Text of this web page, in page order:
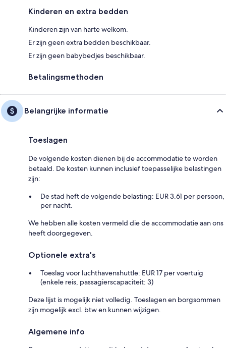
Kinderen en extra bedden
Kinderen zijn van harte welkom.
Er zijn geen extra bedden beschikbaar.
Er zijn geen babybedjes beschikbaar.
Betalingsmethoden
Belangrijke informatie
Toeslagen
De volgende kosten dienen bij de accommodatie te worden
betaald. De kosten kunnen inclusief toepasselijke belastingen
zijn:
De stad heft de volgende belasting: EUR 3.61 per persoon,
per nacht.
We hebben alle kosten vermeld die de accommodatie aan ons
heeft doorgegeven.
Optionele extra's
Toeslag voor luchthavenshuttle: EUR 17 per voertuig
(enkele reis, passagierscapaciteit: 3)
Deze lijst is mogelijk niet volledig. Toeslagen en borgsommen
zijn mogelijk excl. btw en kunnen wijzigen.
Algemene info